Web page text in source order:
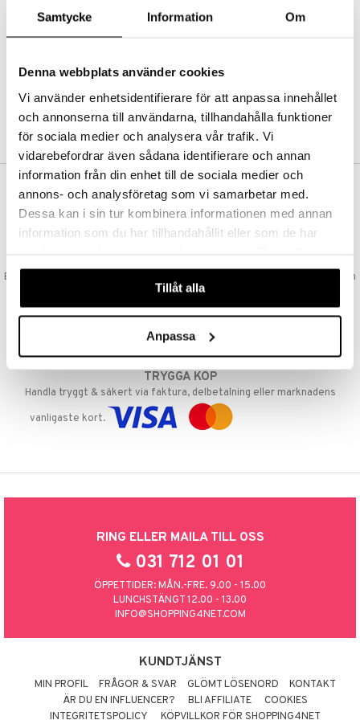
Samtycke Information Om
Denna webbplats använder cookies
Vi använder enhetsidentifierare för att anpassa innehållet
och annonserna till användarna, tillhandahålla funktioner
för sociala medier och analysera vår trafik. Vi
vidarebefordrar även sådana identifierare och annan
information från din enhet till de sociala medier och
annons- och analysföretag som vi samarbetar med.
Dessa kan i sin tur kombinera informationen med annan
information som du har tillhandahållit eller som de har
våra cookies vid fortsatt användande av vår webbplats.
Tillåt alla
Anpassa
Abonnemang
Bevaka produkter
Recensera produkter
SKAPA KUND
VAD KOSTAR FRAKTEN?
Vi erbjuder fri frakt från 350 kr. Vår gräns för fraktfri leverans bestäms
utifån vilken avdelning du handlar från. Läs mer här »
Beställningar lagda före 14:00 (gäller varor i lager) skickas normalt ut från
oss samma dag.
GODKÄND AV LÄKEMEDELSVERKET
EU-logotypen är symbolen som visar att vi är godkända av
TRYGGA KÖP
Handla tryggt & säkert via faktura, delbetalning eller marknadens
vanligaste kort.
RING ELLER MAILA TILL OSS
031 712 01 01
ÖPPETTIDER: MÅN.-FRE. 9.00 - 15.00
LUNCHSTÄNGT 12.00 - 13.00
INFO@SHOPPING4NET.COM
KUNDTJÄNST
MIN PROFIL FRÅGOR & SVAR GLÖMT LÖSENORD
KONTAKT
ÄR DU EN INFLUENCER?
BLI AFFILIATE
COOKIES
INTEGRITETSPOLICY
KÖPVILLKOR FÖR SHOPPING4NET